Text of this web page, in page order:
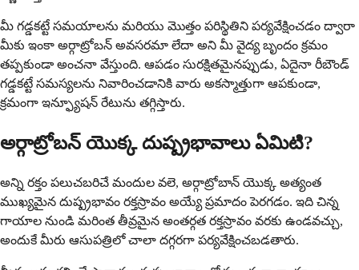
మీ గడ్డకట్టే సమయాలను మరియు మొత్తం పరిస్థితిని పర్యవేక్షించడం ద్వారా
మీకు ఇంకా అర్గాట్రోబన్ అవసరమా లేదా అని మీ వైద్య బృందం క్రమం
తప్పకుండా అంచనా వేస్తుంది. ఆపడం సురక్షితమైనప్పుడు, ఏదైనా రీబౌండ్
గడ్డకట్టే సమస్యలను నివారించడానికి వారు అకస్మాత్తుగా ఆపకుండా,
క్రమంగా ఇన్ఫ్యూషన్ రేటును తగ్గిస్తారు.
అర్గాట్రోబన్ యొక్క దుష్ప్రభావాలు ఏమిటి?
అన్ని రక్తం పలుచబరిచే మందుల వలె, అర్గాట్రోబాన్ యొక్క అత్యంత
ముఖ్యమైన దుష్ప్రభావం రక్తస్రావం అయ్యే ప్రమాదం పెరగడం. ఇది చిన్న
గాయాల నుండి మరింత తీవ్రమైన అంతర్గత రక్తస్రావం వరకు ఉండవచ్చు,
అందుకే మీరు ఆసుపత్రిలో చాలా దగ్గరగా పర్యవేక్షించబడతారు.